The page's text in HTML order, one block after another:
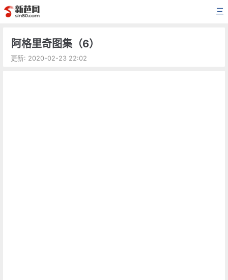
三
阿格里奇图集（6）
更新: 2020-02-23 22:02